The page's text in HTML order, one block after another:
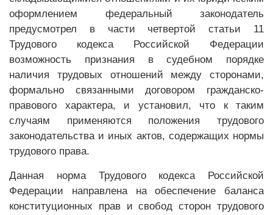
оформлением федеральный законодатель
предусмотрел в части четвертой статьи 11
Трудового кодекса Российской Федерации
возможность признания в судебном порядке
наличия трудовых отношений между сторонами,
формально связанными договором гражданско-
правового характера, и установил, что к таким
случаям применяются положения трудового
законодательства и иных актов, содержащих нормы
трудового права.
Данная норма Трудового кодекса Российской
Федерации направлена на обеспечение баланса
конституционных прав и свобод сторон трудового